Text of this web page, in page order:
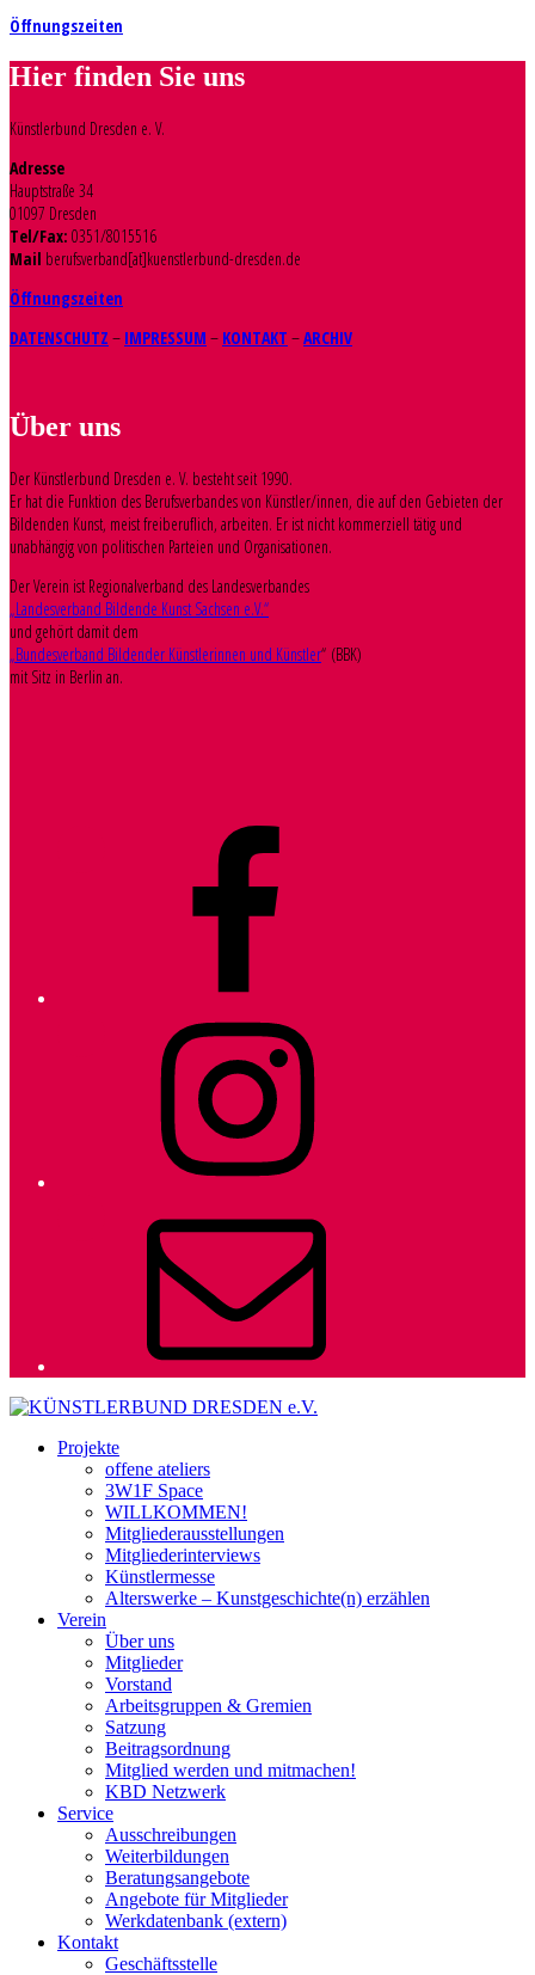
Öffnungszeiten
Hier finden Sie uns
Künstlerbund Dresden e. V.
Adresse
Hauptstraße 34
01097 Dresden
Tel/Fax: 0351/8015516
Mail berufsverband[at]kuenstlerbund-dresden.de
Öffnungszeiten
DATENSCHUTZ – IMPRESSUM – KONTAKT –ARCHIV
Über uns
Der Künstlerbund Dresden e. V. besteht seit 1990.
Er hat die Funktion des Berufsverbandes von Künstler/innen, die auf den Gebieten der
Bildenden Kunst, meist freiberuflich, arbeiten. Er ist nicht kommerziell tätig und
unabhängig von politischen Parteien und Organisationen.
Der Verein ist Regionalverband des Landesverbandes
„Landesverband Bildende Kunst Sachsen e.V.“
und gehört damit dem
„Bundesverband Bildender Künstlerinnen und Künstler“ (BBK)
mit Sitz in Berlin an.
Projekte
offene ateliers
3W1F Space
WILLKOMMEN!
Mitgliederausstellungen
Mitgliederinterviews
Künstlermesse
Alterswerke – Kunstgeschichte(n) erzählen
Verein
Über uns
Mitglieder
Vorstand
Arbeitsgruppen & Gremien
Satzung
Beitragsordnung
Mitglied werden und mitmachen!
KBD Netzwerk
Service
Ausschreibungen
Weiterbildungen
Beratungsangebote
Angebote für Mitglieder
Werkdatenbank (extern)
Kontakt
Geschäftsstelle